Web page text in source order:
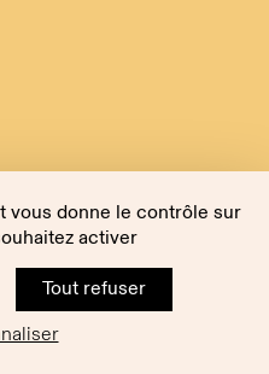
vous donne le contrôle sur
activer
Tout refuser